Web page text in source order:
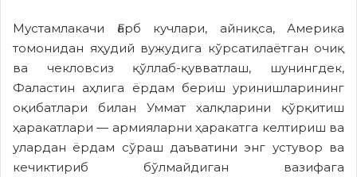
Мустамлакачи Ғарб кучлари, айниқса, Америка
томонидан яҳудий вужудига кўрсатилаётган очиқ
ва чекловсиз қўллаб-қувватлаш, шунингдек,
Фаластин аҳлига ёрдам бериш уринишларининг
оқибатлари билан Уммат халқларини қўрқитиш
ҳаракатлари — армияларни ҳаракатга келтириш ва
улардан ёрдам сўраш даъватини энг устувор ва
кечиктириб бўлмайдиган вазифага